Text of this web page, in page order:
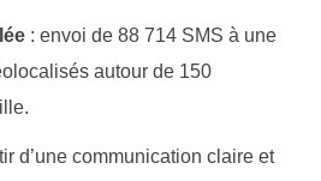
: envoi de 88 714 SMS à une
autour de 150
d’une communication claire et